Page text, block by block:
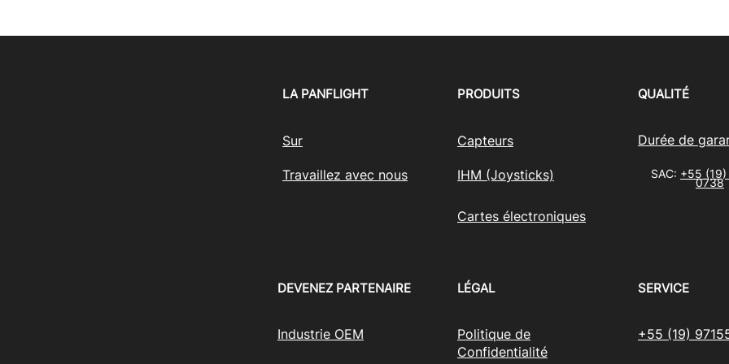
LA PANFLIGHT
Sur
Travaillez avec nous
PRODUITS
Capteurs
IHM (Joysticks)
QUALITÉ
Durée de
SAC: +55
0738
Cartes électroniques
DEVENEZ PARTENAIRE
Industrie OEM
LÉGAL
Politique de
Confidentialité
SERVICE
+55 (19)